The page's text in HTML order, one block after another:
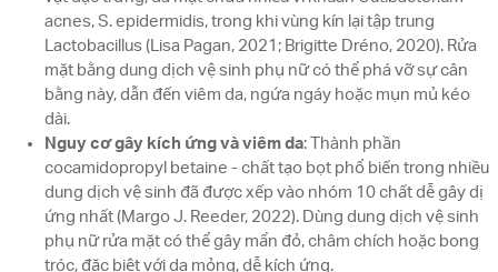
acnes, S. epidermidis, trong khi vùng kín lại tập trung
Lactobacillus (Lisa Pagan, 2021; Brigitte Dréno, 2020). Rửa
mặt bằng dung dịch vệ sinh phụ nữ có thể phá vỡ sự cân
bằng này, dẫn đến viêm da, ngứa ngáy hoặc mụn mủ kéo
dài.
Nguy cơ gây kích ứng và viêm da: Thành phần
cocamidopropyl betaine - chất tạo bọt phổ biến trong nhiều
dung dịch vệ sinh đã được xếp vào nhóm 10 chất dễ gây dị
ứng nhất (Margo J. Reeder, 2022). Dùng dung dịch vệ sinh
phụ nữ rửa mặt có thể gây mẩn đỏ, châm chích hoặc bong
tróc, đặc biệt với da mỏng, dễ kích ứng.